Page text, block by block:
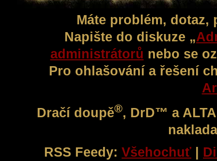
Máte problém,
Napište do diskuze „
administrátorů nebo se
Pro ohlašování a řešení
Dračí doupě®, DrD™ a
RSS Feedy: Všehochuť |